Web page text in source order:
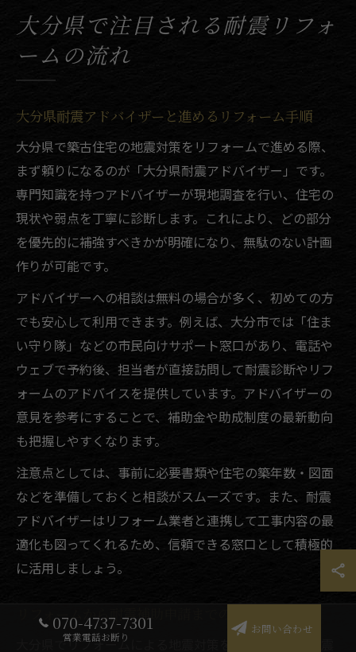
大分県で注目される耐震リフォ
ームの流れ
大分県耐震アドバイザーと進めるリフォーム手順
大分県で築古住宅の地震対策をリフォームで進める際、
まず頼りになるのが「大分県耐震アドバイザー」です。
専門知識を持つアドバイザーが現地調査を行い、住宅の
現状や弱点を丁寧に診断します。これにより、どの部分
を優先的に補強すべきかが明確になり、無駄のない計画
作りが可能です。
アドバイザーへの相談は無料の場合が多く、初めての方
でも安心して利用できます。例えば、大分市では「住ま
い守り隊」などの市民向けサポート窓口があり、電話や
ウェブで予約後、担当者が直接訪問して耐震診断やリフ
ォームのアドバイスを提供しています。アドバイザーの
意見を参考にすることで、補助金や助成制度の最新動向
も把握しやすくなります。
注意点としては、事前に必要書類や住宅の築年数・図面
などを準備しておくと相談がスムーズです。また、耐震
アドバイザーはリフォーム業者と連携して工事内容の最
適化も図ってくれるため、信頼できる窓口として積極的
に活用しましょう。
リフォームから耐震補助申請までの流れを解説
大分県でリフォームによる地震対策を進める場合、耐震
070-4737-7301
営業電話お断り
お問い合わせ